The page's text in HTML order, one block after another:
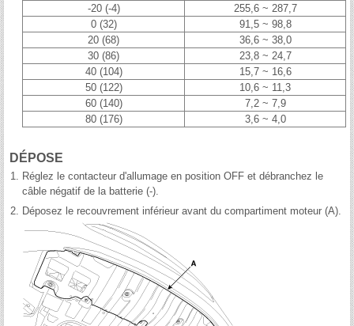
-20 (-4)
255,6 ~ 287,7
0 (32)
91,5 ~ 98,8
20 (68)
36,6 ~ 38,0
30 (86)
23,8 ~ 24,7
40 (104)
15,7 ~ 16,6
50 (122)
10,6 ~ 11,3
60 (140)
7,2 ~ 7,9
80 (176)
3,6 ~ 4,0
DÉPOSE
1. Réglez le contacteur d'allumage en position OFF et débranchez le
câble négatif de la batterie (-).
2. Déposez le recouvrement inférieur avant du compartiment moteur (A).